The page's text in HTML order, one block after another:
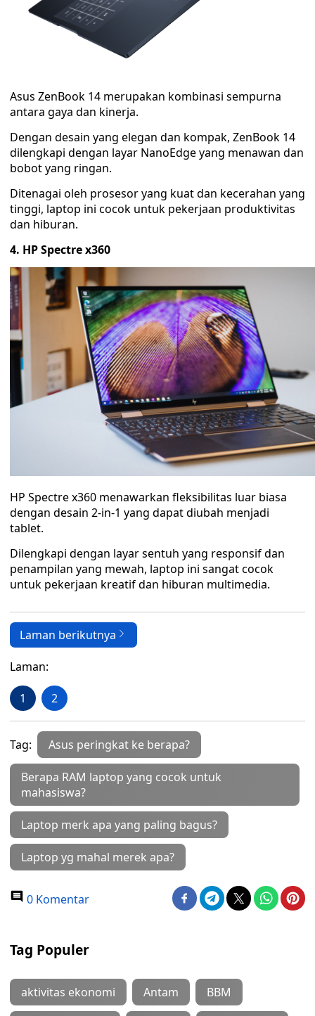
Asus ZenBook 14 merupakan kombinasi sempurna
antara gaya dan kinerja.
Dengan desain yang elegan dan kompak, ZenBook 14
dilengkapi dengan layar NanoEdge yang menawan dan
bobot yang ringan.
Ditenagai oleh prosesor yang kuat dan kecerahan yang
tinggi, laptop ini cocok untuk pekerjaan produktivitas
dan hiburan.
4. HP Spectre x360
HP Spectre x360 menawarkan fleksibilitas luar biasa
dengan desain 2-in-1 yang dapat diubah menjadi
tablet.
Dilengkapi dengan layar sentuh yang responsif dan
penampilan yang mewah, laptop ini sangat cocok
untuk pekerjaan kreatif dan hiburan multimedia.
Laman berikutnya
Laman:
1 2
Tag: Asus peringkat ke berapa?
Berapa RAM laptop yang cocok untuk
mahasiswa?
Laptop merk apa yang paling bagus?
Laptop yg mahal merek apa?
0 Komentar
Tag Populer
aktivitas ekonomi Antam BBM